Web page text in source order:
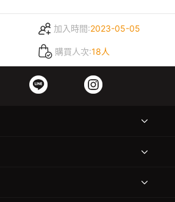
加入時間:2023-05-05
購買人次:18人